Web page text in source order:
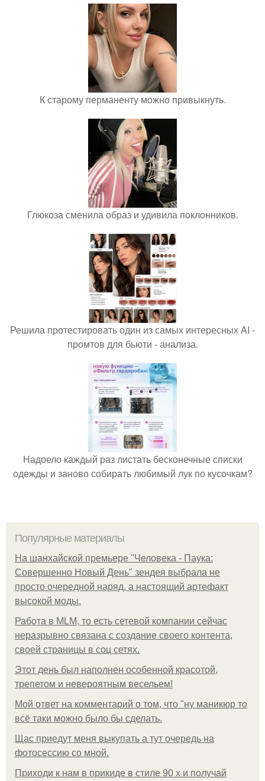
К старому перманенту можно привыкнуть.
Глюкоза сменила образ и удивила поклонников.
Решила протестировать один из самых интересных AI -
промтов для бьюти - анализа.
Надоело каждый раз листать бесконечные списки
одежды и заново собирать любимый лук по кусочкам?
Популярные материалы
На шанхайской премьере "Человека - Паука:
Совершенно Новый День" зендея выбрала не
просто очередной наряд, а настоящий артефакт
высокой моды.
Работа в MLM, то есть сетевой компании сейчас
неразрывно связана с создание своего контента,
своей страницы в соц сетях.
Этот день был наполнен особенной красотой,
трепетом и невероятным весельем!
Мой ответ на комментарий о том, что "ну маникюр то
всё таки можно было бы сделать.
Щас приедут меня выкупать а тут очередь на
фотосессию со мной.
Приходи к нам в прикиде в стиле 90 х и получай